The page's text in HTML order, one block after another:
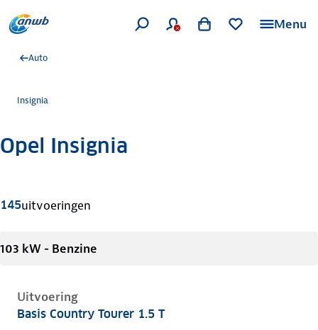
Menu
Auto
Insignia
Opel Insignia
145uitvoeringen
103 kW - Benzine
Uitvoering
Opel Insignia b, country tourer 1.5 t, 103 kW,
Basis Country Tourer 1.5 T